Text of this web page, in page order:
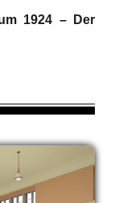
1924 – Der